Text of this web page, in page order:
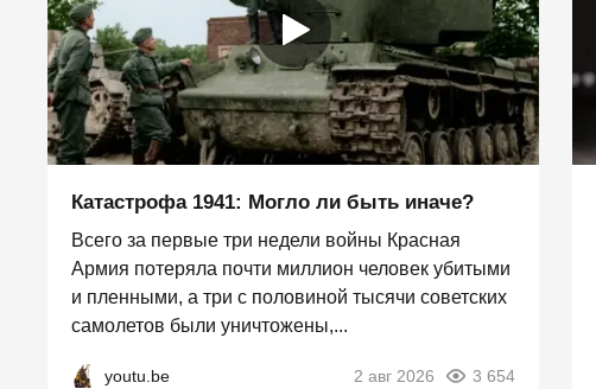
Катастрофа 1941: Могло ли быть иначе?
Всего за первые три недели войны Красная
Армия потеряла почти миллион человек убитыми
и пленными, а три с половиной тысячи советских
самолетов были уничтожены,...
youtu.be 2 авг 2026 3 654